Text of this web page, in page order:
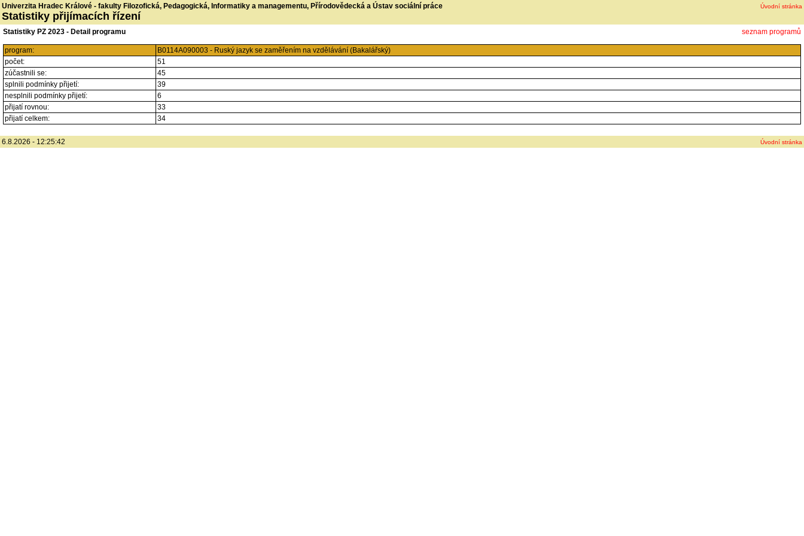
Univerzita Hradec Králové - fakulty Filozofická, Pedagogická, Informatiky a managementu, Přírodovědecká a Ústav sociální práce
Statistiky přijímacích řízení
Úvodní stránka
seznam programů
Statistiky PZ 2023 - Detail programu
program:
B0114A090003 - Ruský jazyk se zaměřením na vzdělávání (Bakalářský)
počet:
51
zúčastnili se:
45
splnili podmínky přijetí:
39
nesplnili podmínky přijetí:
6
přijatí rovnou:
33
přijatí celkem:
34
6.8.2026 - 12:25:42 Úvodní stránka